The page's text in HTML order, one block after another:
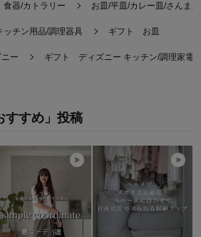
食器/カトラリー お皿/平皿/カレー皿/さんま皿
チン用品/調理器具 ギフト お皿
ー ギフト ディズニー キッチン/調理家電
すすめ」投稿